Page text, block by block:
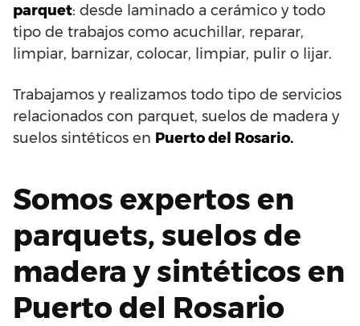
parquet: desde laminado a cerámico y todo
tipo de trabajos como acuchillar, reparar,
limpiar, barnizar, colocar, limpiar, pulir o lijar.
Trabajamos y realizamos todo tipo de servicios
relacionados con parquet, suelos de madera y
suelos sintéticos en Puerto del Rosario.
Somos expertos en
parquets, suelos de
madera y sintéticos en
Puerto del Rosario